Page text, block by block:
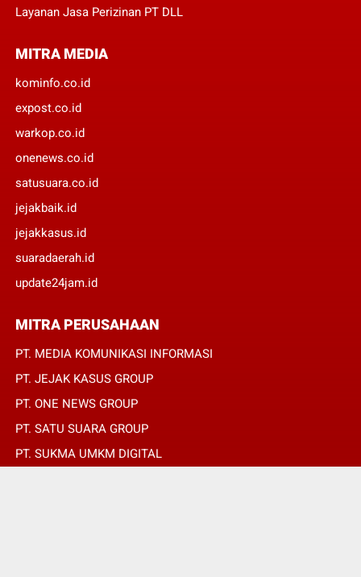
Layanan Jasa Perizinan PT DLL
MITRA MEDIA
kominfo.co.id
expost.co.id
warkop.co.id
onenews.co.id
satusuara.co.id
jejakbaik.id
jejakkasus.id
suaradaerah.id
update24jam.id
MITRA PERUSAHAAN
PT. MEDIA KOMUNIKASI INFORMASI
PT. JEJAK KASUS GROUP
PT. ONE NEWS GROUP
PT. SATU SUARA GROUP
PT. SUKMA UMKM DIGITAL